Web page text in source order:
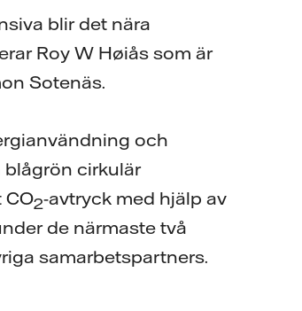
blir det nära
Roy W Høiås som är
Sotenäs.
och
blågrön cirkulär
2-avtryck med hjälp av
de närmaste två
samarbetspartners.